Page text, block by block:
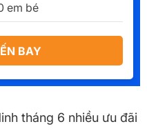
BAY
tháng 6 nhiều ưu đãi